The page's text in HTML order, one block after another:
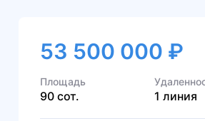
53 500 000 ₽
Площадь
90 сот. 1 линия